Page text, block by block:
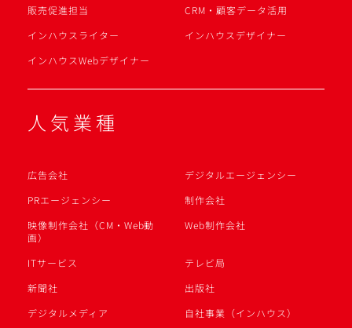
販売促進担当
CRM・顧客データ活用
インハウスライター
インハウスデザイナー
インハウスWebデザイナー
人気業種
広告会社
デジタルエージェンシー
PRエージェンシー
制作会社
映像制作会社（CM・Web動
画）
Web制作会社
ITサービス
テレビ局
新聞社
出版社
デジタルメディア
自社事業（インハウス）